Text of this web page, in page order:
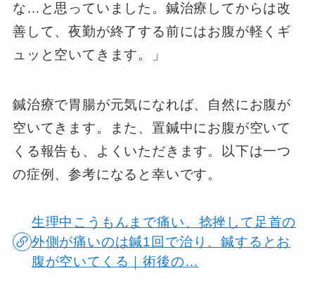
な…と思っていました。鍼治療してからは改
善して、夜勤が終了する前にはお腹が軽くギ
ュッと空いてきます。」
鍼治療で胃腸が元気になれば、自然にお腹が
空いてきます。また、置鍼中にお腹が空いて
くる報告も、よくいただきます。以下は一つ
の症例、参考になると幸いです。
生理中こうもんまで痛い、捻挫して足首の
外側が痛いのは鍼1回で治り、鍼するとお
腹が空いてくる｜術後の…